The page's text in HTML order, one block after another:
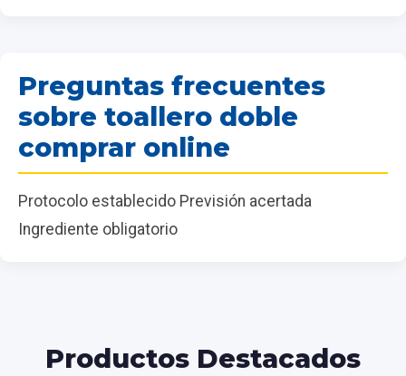
Preguntas frecuentes
sobre toallero doble
comprar online
Protocolo establecido Previsión acertada
Ingrediente obligatorio
Productos Destacados